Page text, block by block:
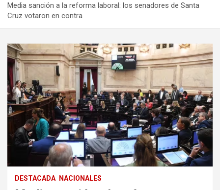
Media sanción a la reforma laboral: los senadores de Santa
Cruz votaron en contra
DESTACADA NACIONALES